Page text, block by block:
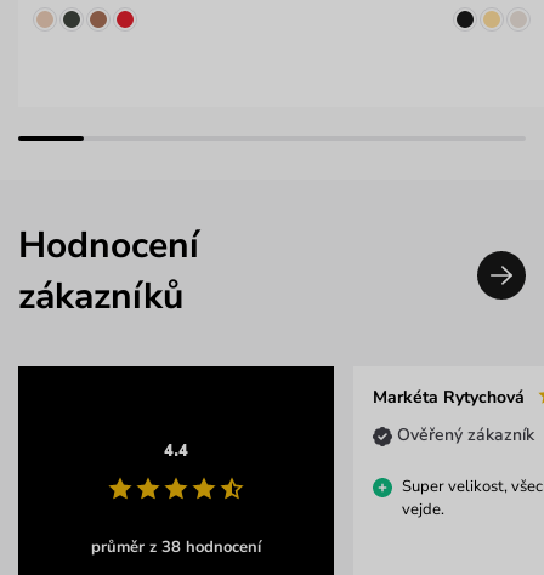
Hodnocení
zákazníků
4.4
průměr z 38 hodnocení
Markéta Rytychová
Ověřený zákazník
Super velikost,
vejde.